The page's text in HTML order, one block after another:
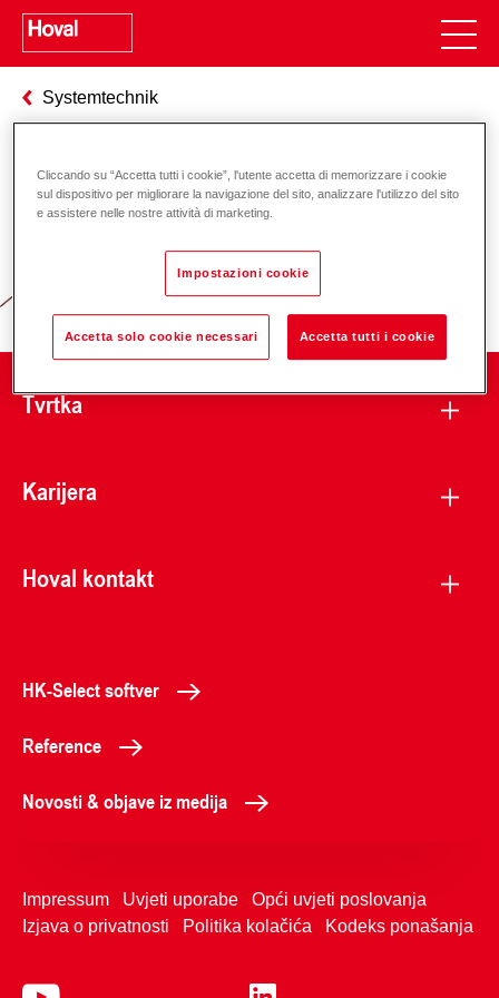
Systemtechnik
Odgovornost za energiju i okoliš
Tvrtka
Karijera
Hoval kontakt
HK-Select softver
Reference
Novosti & objave iz medija
Impressum Uvjeti uporabe
Opći uvjeti poslovanja
Izjava o privatnosti
Politika kolačića Kodeks ponašanja
Cliccando su “Accetta tutti i cookie”, l'utente accetta di memorizzare i cookie
sul dispositivo per migliorare la navigazione del sito, analizzare l'utilizzo del sito
e assistere nelle nostre attività di marketing.
Impostazioni cookie
Accetta solo cookie necessari Accetta tutti i cookie